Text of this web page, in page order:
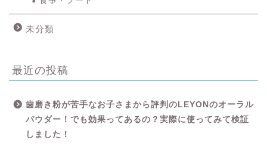
未分類
最近の投稿
歯磨き粉が苦手なお子さまから評判のLEYONのオーラル
パウダー！でも効果ってあるの？実際に使ってみて検証
しました！